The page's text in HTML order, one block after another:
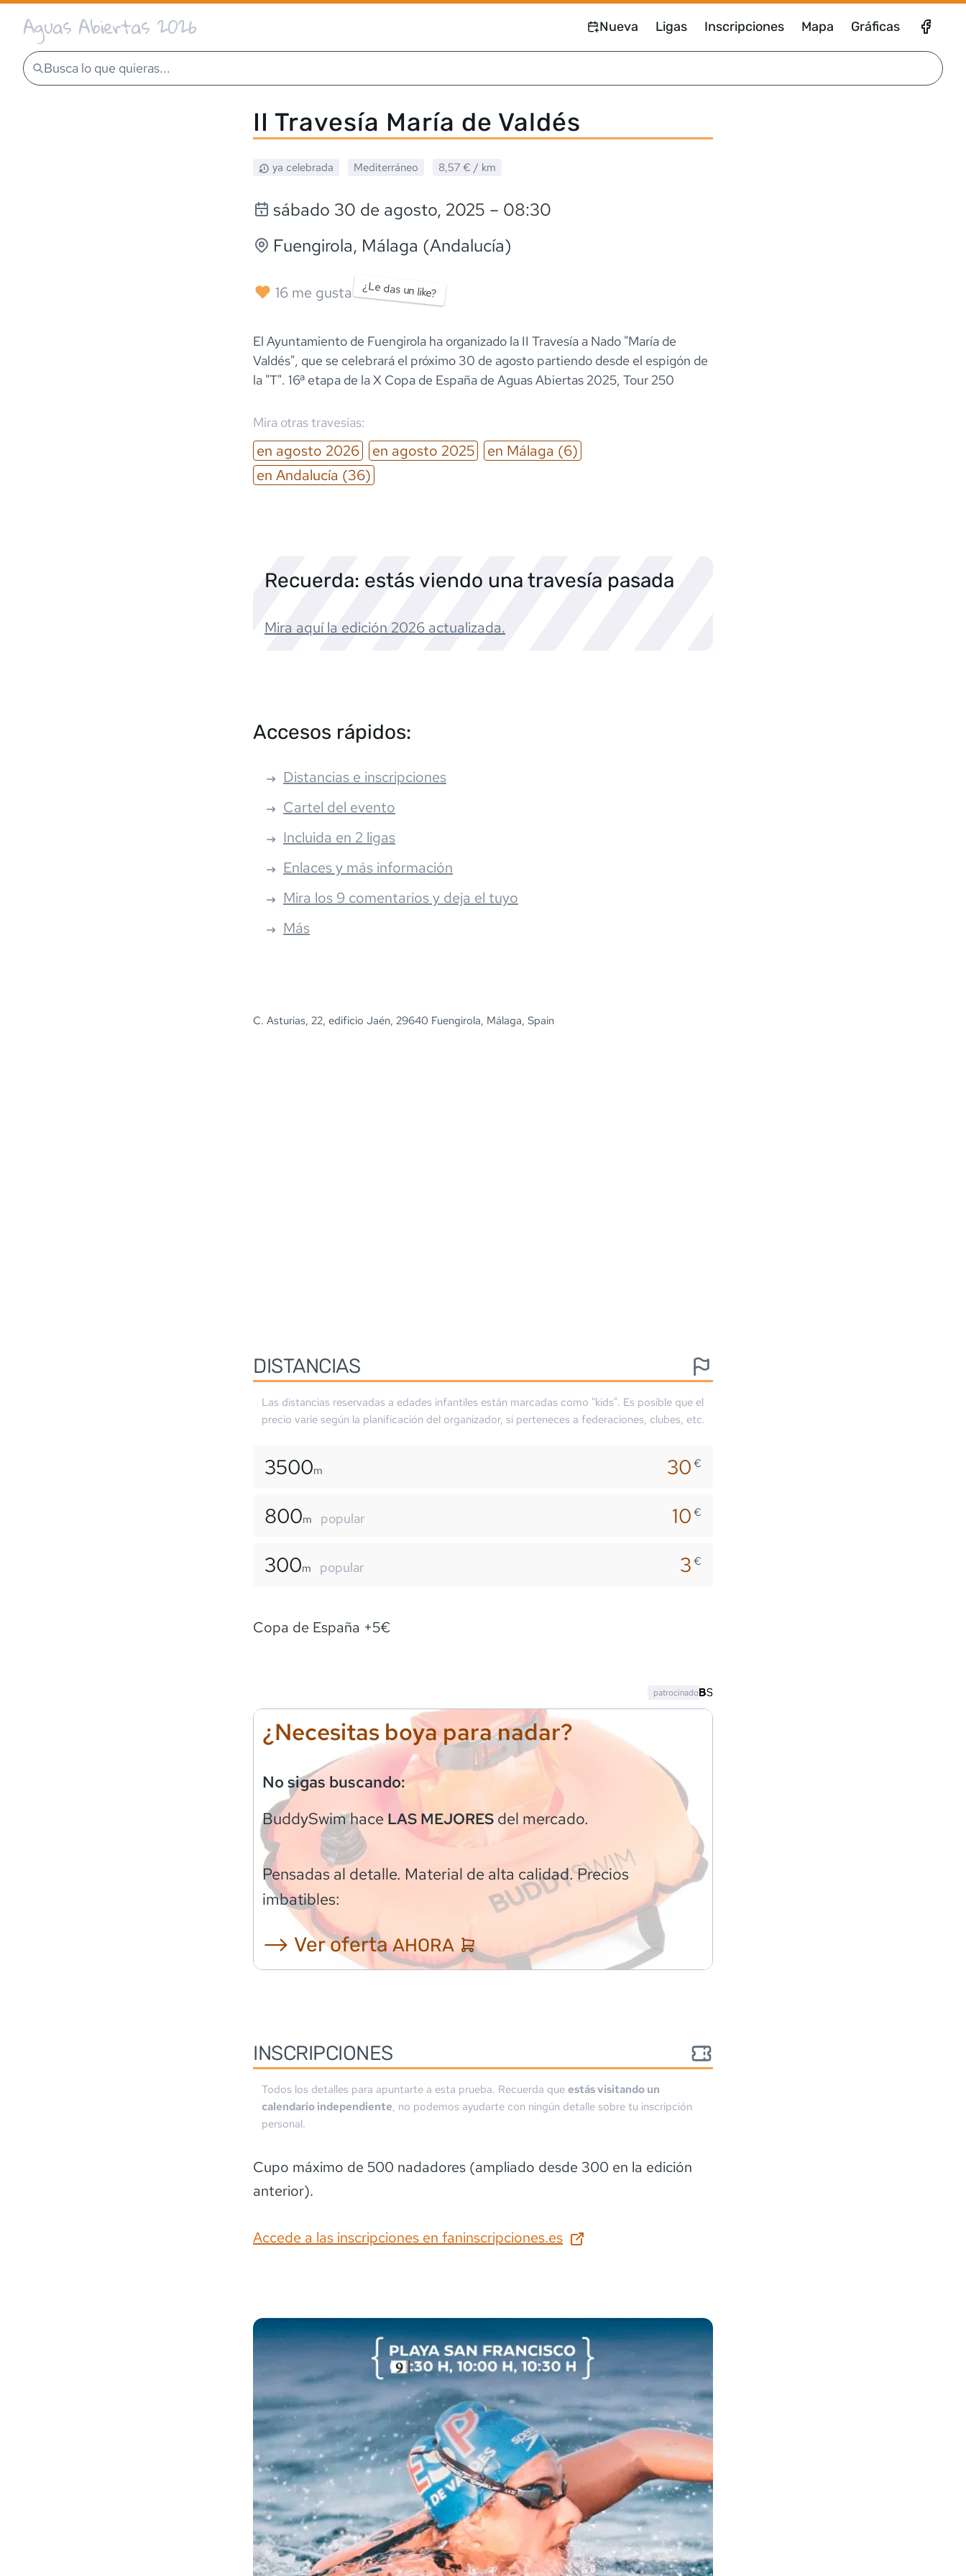
Aguas Abiertas 2026 Nueva Ligas Inscripciones Mapa Gráficas
Busca lo que quieras...
II Travesía María de Valdés
ya celebrada Mediterráneo 8,57 € / km
sábado 30 de agosto, 2025 – 08:30
Fuengirola, Málaga (Andalucía)
16 me gusta ¿Le das un like?
El Ayuntamiento de Fuengirola ha organizado la II Travesía a Nado "María de
Valdés", que se celebrará el próximo 30 de agosto partiendo desde el espigón de
la "T". 16ª etapa de la X Copa de España de Aguas Abiertas 2025, Tour 250
Mira otras travesías:
en agosto 2026 en agosto 2025 en Málaga (6)
en Andalucía (36)
Recuerda: estás viendo una travesía pasada
Mira aquí la edición 2026 actualizada.
Accesos rápidos:
Distancias e inscripciones
Cartel del evento
Incluida en 2 ligas
Enlaces y más información
Mira los 9 comentarios y deja el tuyo
Más
C. Asturias, 22, edificio Jaén, 29640 Fuengirola, Málaga, Spain
DISTANCIAS
Las distancias reservadas a edades infantiles están marcadas como "kids". Es posible que el
precio varíe según la planificación del organizador, si perteneces a federaciones, clubes, etc.
3500m 30€
800m popular 10€
300m popular 3€
Copa de España +5€
¿Necesitas boya para nadar?
No sigas buscando:
BuddySwimhaceLAS MEJORESdel mercado.
Pensadas al detalle. Material de alta calidad. Precios
imbatibles:
⟶ Ver ofertaAHORA
patrocinado
INSCRIPCIONES
Todos los detalles para apuntarte a esta prueba. Recuerda que estás visitando un
calendario independiente, no podemos ayudarte con ningún detalle sobre tu inscripción
personal.
Cupo máximo de 500 nadadores (ampliado desde 300 en la edición
anterior).
Accede a las inscripciones en faninscripciones.es